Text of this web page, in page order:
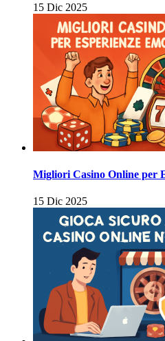
15 Dic 2025
Migliori Casino Online per
15 Dic 2025